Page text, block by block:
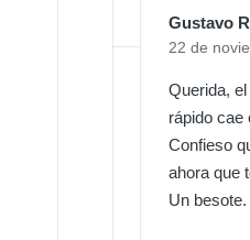
Gustavo
22 de
Querida,
rápido cae
Confieso
ahora que
Un besote.